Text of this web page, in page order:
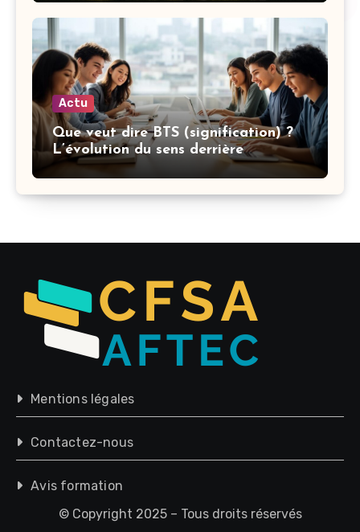
Actu
Que veut dire BTS (signification) ?
L’évolution du sens derrière
l’acronyme et leurs textes engagés
Mentions légales
Contactez-nous
Avis formation
© Copyright 2025 – Tous droits réservés